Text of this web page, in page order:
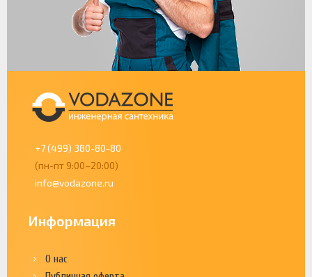
+7 (499) 380-80-80
(пн-пт 9:00–20:00)
info@vodazone.ru
Информация
О нас